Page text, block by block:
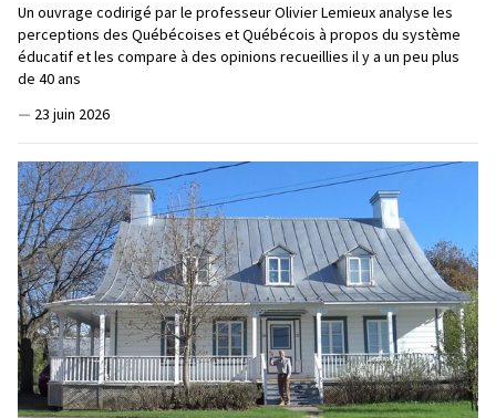
Un ouvrage codirigé par le professeur Olivier Lemieux analyse les
perceptions des Québécoises et Québécois à propos du système
éducatif et les compare à des opinions recueillies il y a un peu plus
de 40 ans
— 23 juin 2026